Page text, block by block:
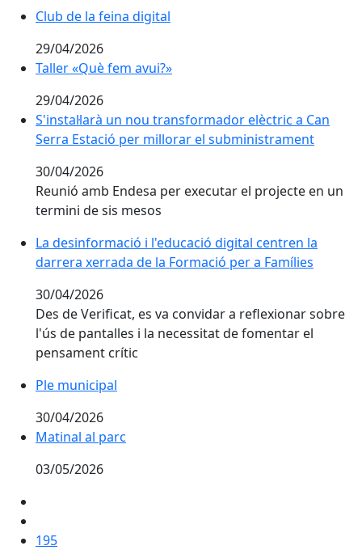
Club de la feina digital
Club de la feina digital
29/04/2026
Taller «Què fem avui?»
Taller «Què fem avui?»
29/04/2026
S'instal·larà un nou transformador elèctric a Can
S'instal·larà un nou transformador elèctric a Can
Serra Estació per millorar el subministrament
30/04/2026
Reunió amb Endesa per executar el projecte en un
termini de sis mesos
La desinformació i l'educació digital centren la
La desinformació i l'educació digital centren la
darrera xerrada de la Formació per a Famílies
30/04/2026
Des de Verificat, es va convidar a reflexionar sobre
l'ús de pantalles i la necessitat de fomentar el
pensament crític
Ple municipal
Ple municipal
30/04/2026
Matinal al parc
Matinal al parc
03/05/2026
195